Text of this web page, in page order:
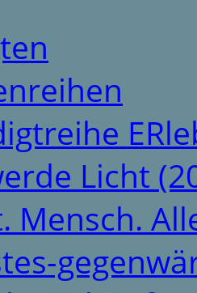
Licht
Mensch.